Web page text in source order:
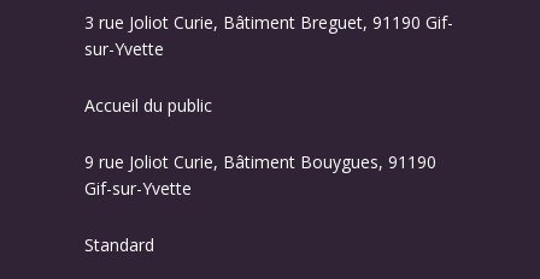
3 rue Joliot Curie, Bâtiment Breguet, 91190 Gif-
sur-Yvette
Accueil du public
9 rue Joliot Curie, Bâtiment Bouygues, 91190
Gif-sur-Yvette
Standard